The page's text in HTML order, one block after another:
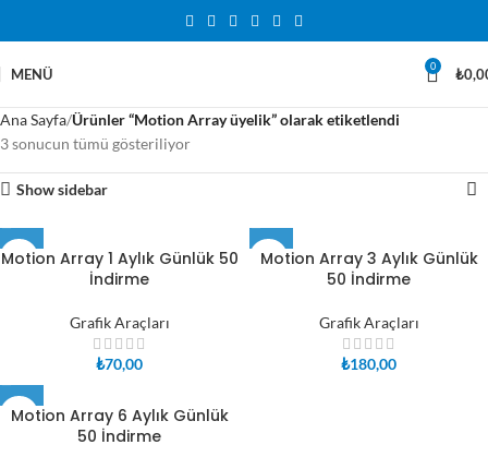
MENÜ 0 ₺
Ana Sayfa Ürünler “Motion Array üyelik” olarak etiketlendi
3 sonucun tümü gösteriliyor
Show sidebar
Motion Array 1 Aylık Günlük 50
İndirme
Grafik Araçları
₺70,00
Motion Array 3 Aylık Günlük
50 İndirme
Grafik Araçları
₺180,00
Motion Array 6 Aylık Günlük
50 İndirme